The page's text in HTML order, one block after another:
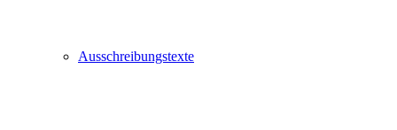
Ausschreibungstexte